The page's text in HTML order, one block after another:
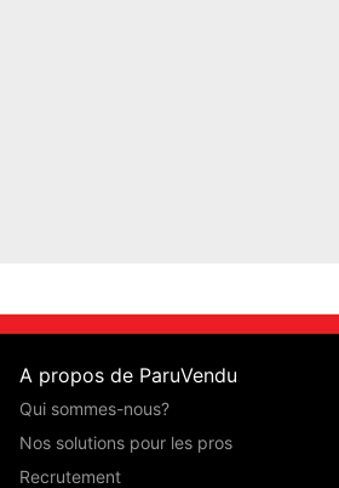
A propos de ParuVendu
Qui sommes-nous?
Nos solutions pour les pros
Recrutement